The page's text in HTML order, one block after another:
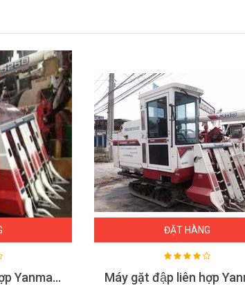
Máy gặt đập liên hợp Yanmar CA 525D
ĐẶT HÀNG